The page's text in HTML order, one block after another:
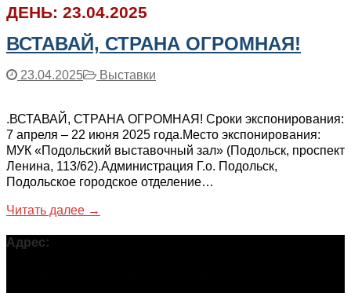
ДЕНЬ: 23.04.2025
ВСТАВАЙ, СТРАНА ОГРОМНАЯ!
23.04.2025 Выставки
.ВСТАВАЙ, СТРАНА ОГРОМНАЯ! Сроки экспонирования:
7 апреля – 22 июня 2025 года.Место экспонирования:
МУК «Подольский выставочный зал» (Подольск, проспект
Ленина, 113/62).Администрация Г.о. Подольск,
Подольское городское отделение…
Читать далее →
Адрес: